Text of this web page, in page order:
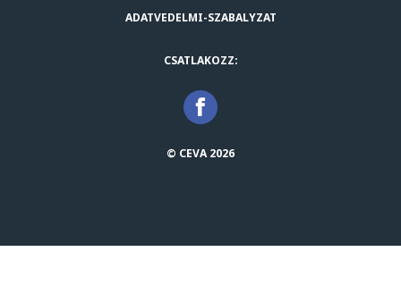
ADATVEDELMI-SZABALYZAT
CSATLAKOZZ:
© CEVA 2026